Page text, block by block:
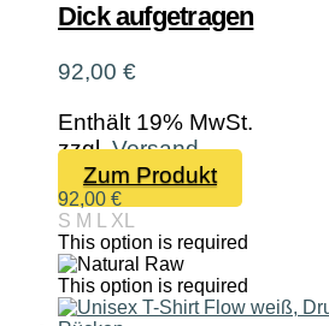
können
gewählt
werden
Dick aufgetragen
92,00 €
Enthält 19% MwSt.
zzgl.Versand
Zum Produkt
Produkt
mehrere
Varianten
auf.
92,00 €
S M
XL
This option is required
This option is required